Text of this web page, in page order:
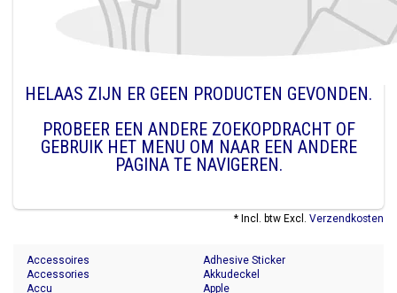
HELAAS ZIJN ER GEEN PRODUCTEN GEVONDEN.
PROBEER EEN ANDERE ZOEKOPDRACHT OF
GEBRUIK HET MENU OM NAAR EEN ANDERE
PAGINA TE NAVIGEREN.
* Incl. btw Excl. Verzendkosten
Accessoires
Accessories
Accu
Adhesive Sticker
Akkudeckel
Apple